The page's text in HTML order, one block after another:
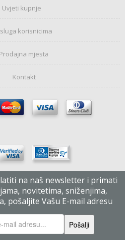
Uvjeti kupnje
korisnicima
Prodajna mjesta
Kontakt
na naš newsletter i primati
novitetima, sniženjima,
pošaljite Vašu E-mail adresu